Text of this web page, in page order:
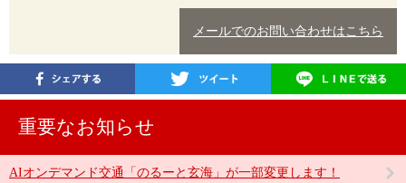
メールでのお問い合わせはこちら
重要なお知らせ
AIオンデマンド交通「のるーと玄海」が一部変更します！